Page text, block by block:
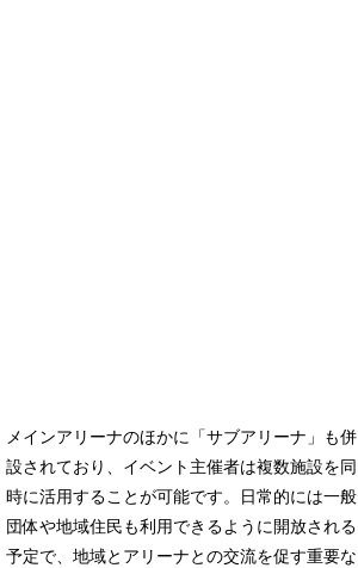
メインアリーナのほかに「サブアリーナ」も併
設されており、イベント主催者は複数施設を同
時に活用することが可能です。日常的には一般
団体や地域住民も利用できるように開放される
予定で、地域とアリーナとの交流を促す重要な